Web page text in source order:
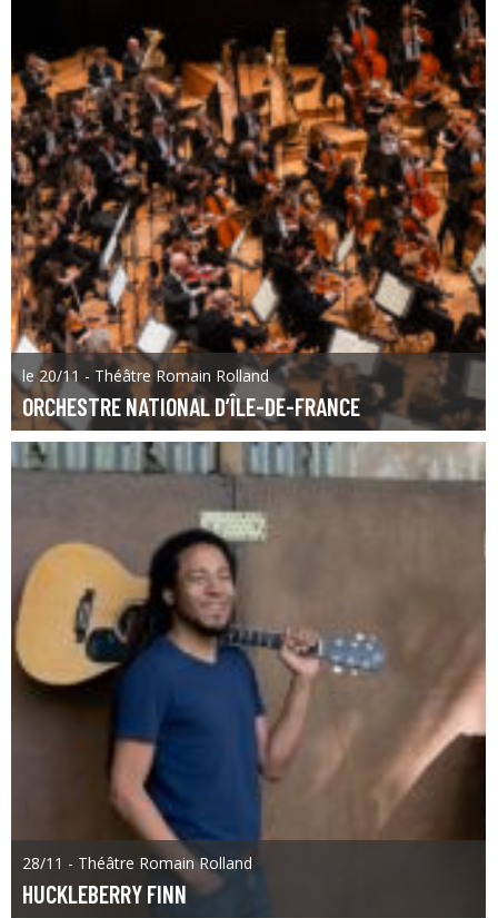
le 20/11 - Théâtre Romain Rolland
ORCHESTRE NATIONAL D’ÎLE-DE-FRANCE
28/11 - Théâtre Romain Rolland
HUCKLEBERRY FINN